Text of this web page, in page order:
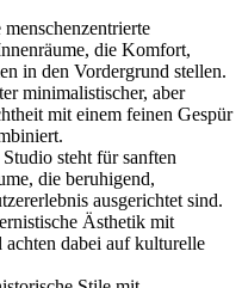
die Komfort,
in den Vordergrund stellen.
minimalistischer, aber
mit einem feinen Gespür
steht für sanften
die beruhigend,
ausgerichtet sind.
Ästhetik mit
dabei auf kulturelle